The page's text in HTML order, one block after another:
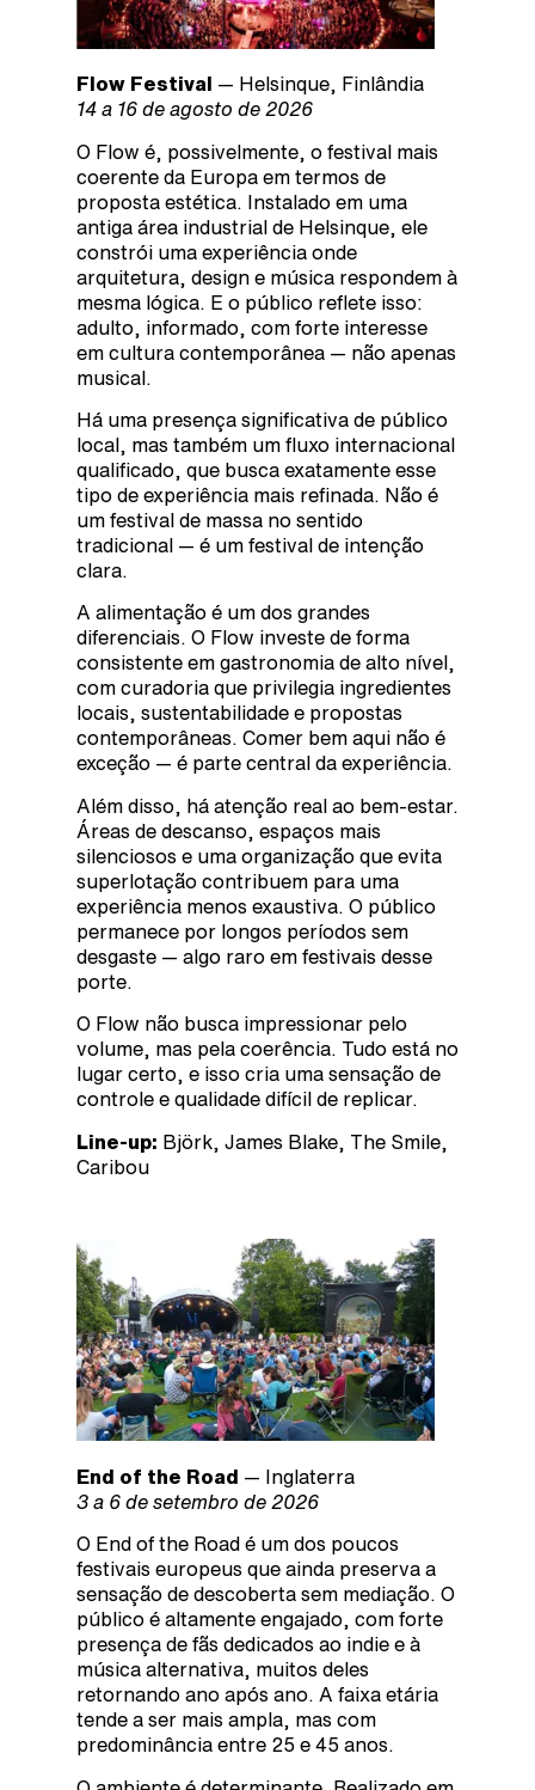
Flow Festival
— Helsinque, Finlândia
14 a 16 de agosto de 2026
O Flow é, possivelmente, o festival mais
coerente da Europa em termos de
proposta estética. Instalado em uma
antiga área industrial de Helsinque, ele
constrói uma experiência onde
arquitetura, design e música respondem à
mesma lógica. E o público reflete isso:
adulto, informado, com forte interesse
em cultura contemporânea — não apenas
musical.
Há uma presença significativa de público
local, mas também um fluxo internacional
qualificado, que busca exatamente esse
tipo de experiência mais refinada. Não é
um festival de massa no sentido
tradicional — é um festival de intenção
clara.
A alimentação é um dos grandes
diferenciais. O Flow investe de forma
consistente em gastronomia de alto nível,
com curadoria que privilegia ingredientes
locais, sustentabilidade e propostas
contemporâneas. Comer bem aqui não é
exceção — é parte central da experiência.
Além disso, há atenção real ao bem-estar.
Áreas de descanso, espaços mais
silenciosos e uma organização que evita
superlotação contribuem para uma
experiência menos exaustiva. O público
permanece por longos períodos sem
desgaste — algo raro em festivais desse
porte.
O Flow não busca impressionar pelo
volume, mas pela coerência. Tudo está no
lugar certo, e isso cria uma sensação de
controle e qualidade difícil de replicar.
Line-up: Björk, James Blake, The Smile,
Caribou
End of the Road — Inglaterra
3 a 6 de setembro de 2026
O End of the Road é um dos poucos
festivais europeus que ainda preserva a
sensação de descoberta sem mediação. O
público é altamente engajado, com forte
presença de fãs dedicados ao indie e à
música alternativa, muitos deles
retornando ano após ano. A faixa etária
tende a ser mais ampla, mas com
predominância entre 25 e 45 anos.